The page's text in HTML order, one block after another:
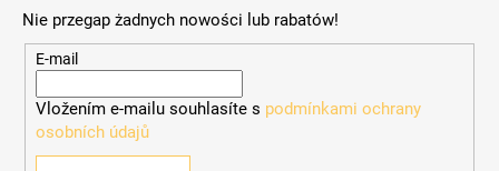
Nie przegap żadnych nowości lub rabatów!
E-mail
Vložením e-mailu souhlasíte s podmínkami ochrany
osobních údajů